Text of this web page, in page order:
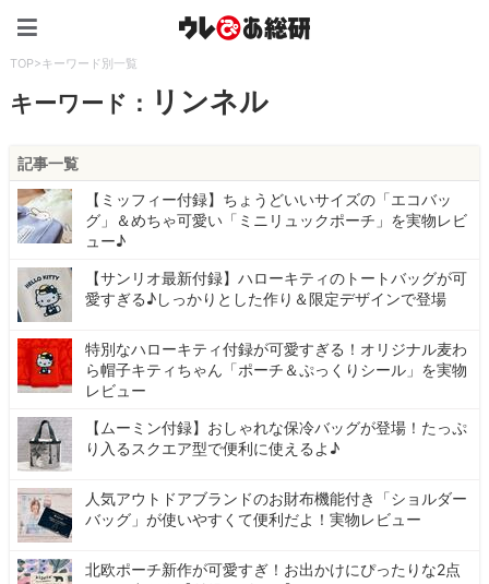
TOP>キーワード別一覧
キーワード： リンネル
記事一覧
【ミッフィー付録】ちょうどいいサイズの「エコバッ
グ」＆めちゃ可愛い「ミニリュックポーチ」を実物レビ
ュー♪
【サンリオ最新付録】ハローキティのトートバッグが可
愛すぎる♪しっかりとした作り＆限定デザインで登場
特別なハローキティ付録が可愛すぎる！オリジナル麦わ
ら帽子キティちゃん「ポーチ＆ぷっくりシール」を実物
レビュー
【ムーミン付録】おしゃれな保冷バッグが登場！たっぷ
り入るスクエア型で便利に使えるよ♪
人気アウトドアブランドのお財布機能付き「ショルダー
バッグ」が使いやすくて便利だよ！実物レビュー
北欧ポーチ新作が可愛すぎ！お出かけにぴったりな2点